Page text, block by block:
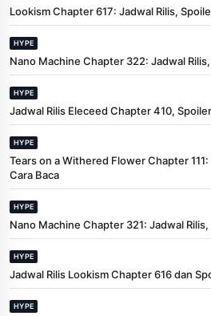
Lookism Chapter 617: Jadwal Rilis,
HYPE
Nano Machine Chapter 322: Jadwal
HYPE
Jadwal Rilis Eleceed Chapter 410,
HYPE
Tears on a Withered Flower Chapter
Cara Baca
HYPE
Nano Machine Chapter 321: Jadwal
HYPE
Jadwal Rilis Lookism Chapter 616 dan
HYPE